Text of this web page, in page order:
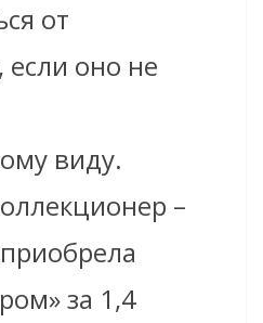
от
если оно не
виду.
–
за 1,4